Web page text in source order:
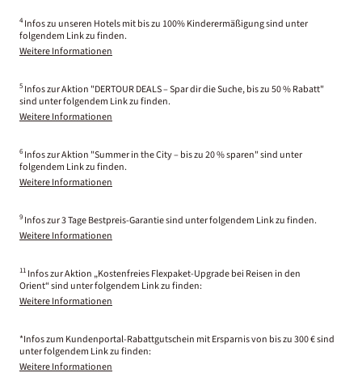
4 Infos zu unseren Hotels mit bis zu 100% Kinderermäßigung sind unter
folgendem Link zu finden.
Weitere Informationen
5 Infos zur Aktion "DERTOUR DEALS – Spar dir die Suche, bis zu 50 % Rabatt"
sind unter folgendem Link zu finden.
Weitere Informationen
6 Infos zur Aktion "Summer in the City – bis zu 20 % sparen" sind unter
folgendem Link zu finden.
Weitere Informationen
9 Infos zur 3 Tage Bestpreis-Garantie sind unter folgendem Link zu finden.
Weitere Informationen
11 Infos zur Aktion „Kostenfreies Flexpaket-Upgrade bei Reisen in den
Orient“ sind unter folgendem Link zu finden:
Weitere Informationen
*Infos zum Kundenportal-Rabattgutschein mit Ersparnis von bis zu 300 € sind
unter folgendem Link zu finden:
Weitere Informationen